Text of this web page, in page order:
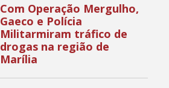
Com Operação Mergulho,
Gaeco e Polícia
Militarmiram tráfico de
drogas na região de
Marília